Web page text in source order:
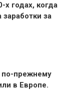
годах, когда
за
прежнему
в Европе.